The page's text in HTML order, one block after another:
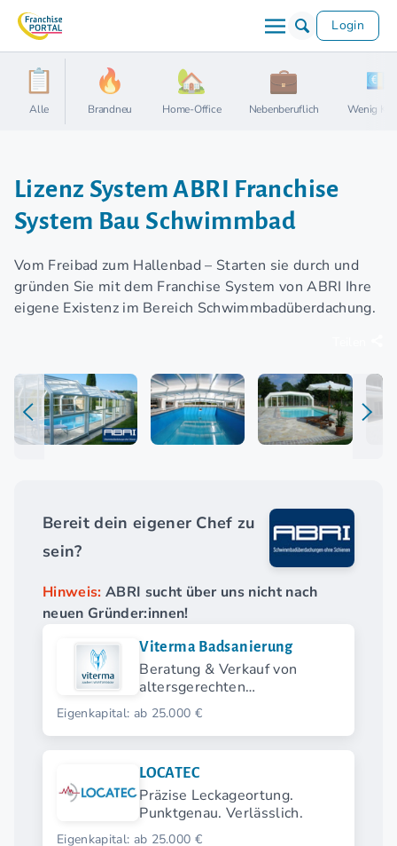
Login
Alle Brandneu Home-Office Nebenberuflich Wenig
Lizenz System ABRI Franchise
System Bau Schwimmbad
Vom Freibad zum Hallenbad – Starten sie durch und
gründen Sie mit dem Franchise System von ABRI Ihre
eigene Existenz im Bereich Schwimmbadüberdachung.
Bereit dein eigener Chef zu
sein?
Hinweis: ABRI sucht über uns nicht nach
neuen Gründer:innen!
Viterma Badsanierung
Beratung & Verkauf von
altersgerechten
Badsanierungen
Eigenkapital: ab 25.000 €
LOCATEC
Präzise Leckageortung.
Punktgenau. Verlässlich.
Eigenkapital: ab 25.000 €